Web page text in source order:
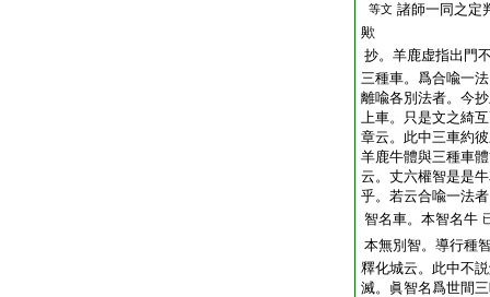
等文 諸師一同之定
歟
抄。羊鹿虚指出門
三種車。爲合喩一
離喩各別法者。今
上車。只是文之綺
章云。此中三車約
羊鹿牛體與三種車
云。丈六權智是是
乎。若云合喩一法
智名車。本智名牛
本無別智。導行種
釋化城云。此中不
滅。眞智名爲世間